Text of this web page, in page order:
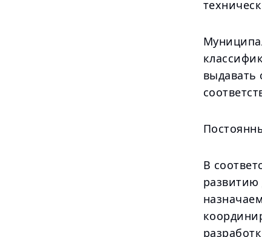
выдавать
В
развитию